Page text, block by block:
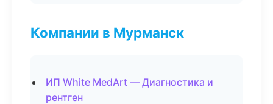
Компании в Мурманск
ИП White MedArt — Диагностика и
рентген